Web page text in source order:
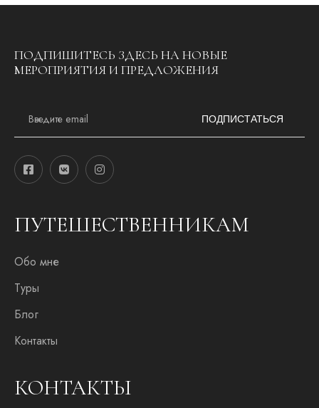
ПОДПИШИТЕСЬ ЗДЕСЬ НА НОВЫЕ
МЕРОПРИЯТИЯ И ПРЕДЛОЖЕНИЯ
a
l
*
ПОДПИСТАТЬСЯ
ПУТЕШЕСТВЕННИКАМ
Обо мне
Туры
Блог
Контакты
КОНТАКТЫ